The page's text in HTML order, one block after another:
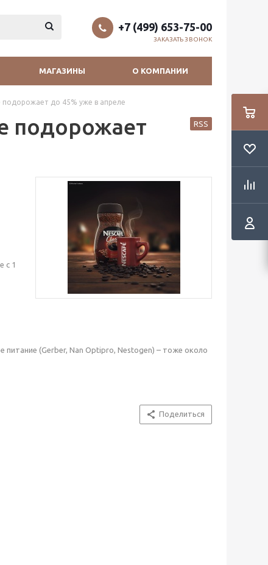
+7 (499) 653-75-00
ЗАКАЗАТЬ ЗВОНОК
МАГАЗИНЫ О КОМПАНИИ
подорожает до 45% уже в апреле
подорожает
RSS
с 1
питание (Gerber, Nan Optipro, Nestogen) – тоже около
Поделиться